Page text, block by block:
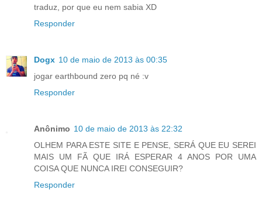
traduz, por que eu nem sabia XD
Responder
Dogx 10 de maio de 2013 às 00:35
jogar earthbound zero pq né :v
Responder
Anônimo 10 de maio de 2013 às 22:32
OLHEM PARA ESTE SITE E PENSE, SERÁ QUE EU SEREI
MAIS UM FÃ QUE IRÁ ESPERAR 4 ANOS POR UMA
COISA QUE NUNCA IREI CONSEGUIR?
Responder